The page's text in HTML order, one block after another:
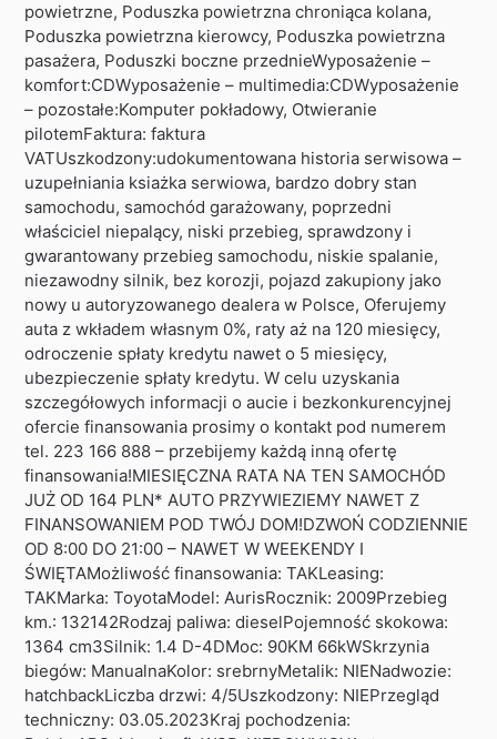
powietrzne, Poduszka powietrzna chroniąca kolana,
Poduszka powietrzna kierowcy, Poduszka powietrzna
pasażera, Poduszki boczne przednieWyposażenie –
komfort:CDWyposażenie – multimedia:CDWyposażenie
– pozostałe:Komputer pokładowy, Otwieranie
pilotemFaktura: faktura
VATUszkodzony:udokumentowana historia serwisowa –
uzupełniania ksiażka serwiowa, bardzo dobry stan
samochodu, samochód garażowany, poprzedni
właściciel niepalący, niski przebieg, sprawdzony i
gwarantowany przebieg samochodu, niskie spalanie,
niezawodny silnik, bez korozji, pojazd zakupiony jako
nowy u autoryzowanego dealera w Polsce, Oferujemy
auta z wkładem własnym 0%, raty aż na 120 miesięcy,
odroczenie spłaty kredytu nawet o 5 miesięcy,
ubezpieczenie spłaty kredytu. W celu uzyskania
szczegółowych informacji o aucie i bezkonkurencyjnej
ofercie finansowania prosimy o kontakt pod numerem
tel. 223 166 888 – przebijemy każdą inną ofertę
finansowania!MIESIĘCZNA RATA NA TEN SAMOCHÓD
JUŻ OD 164 PLN* AUTO PRZYWIEZIEMY NAWET Z
FINANSOWANIEM POD TWÓJ DOM!DZWOŃ CODZIENNIE
OD 8:00 DO 21:00 – NAWET W WEEKENDY I
ŚWIĘTAMożliwość finansowania: TAKLeasing:
TAKMarka: ToyotaModel: AurisRocznik: 2009Przebieg
km.: 132142Rodzaj paliwa: dieselPojemność skokowa:
1364 cm3Silnik: 1.4 D-4DMoc: 90KM 66kWSkrzynia
biegów: ManualnaKolor: srebrnyMetalik: NIENadwozie:
hatchbackLiczba drzwi: 4/5Uszkodzony: NIEPrzegląd
techniczny: 03.05.2023Kraj pochodzenia: